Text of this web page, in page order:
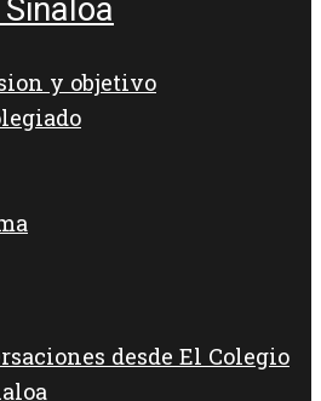
y objetivo
desde El Colegio